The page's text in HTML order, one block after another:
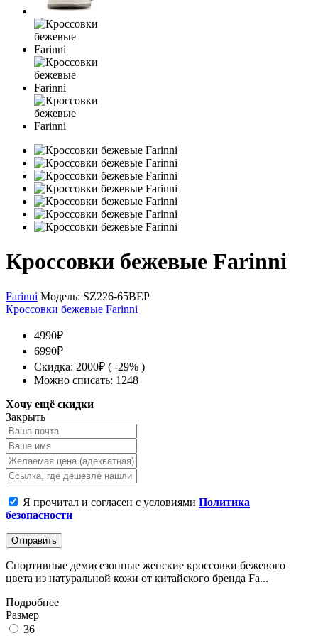
Кроссовки бежевые Farinni
Farinni Модель: SZ226-65BEP
Кроссовки бежевые Farinni
4990₽
6990₽
Скидка: 2000₽ ( -29% )
Можно списать: 1248
Хочу ещё скидки
Закрыть
Я прочитал и согласен с условиями Политика
безопасности
Отправить
Спортивные демисезонные женские кроссовки бежевого
цвета из натуральной кожи от китайского бренда Fa...
Подробнее
Размер
36